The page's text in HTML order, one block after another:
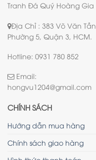
Tranh Đá Quý Hoàng Gia
Địa Chỉ : 383 Võ Văn Tần,
Phường 5, Quận 3, HCM.
Hotline: 0931 780 852
Email:
hongvu1204@gmail.com
CHÍNH SÁCH
Hướng dẫn mua hàng
Chính sách giao hàng